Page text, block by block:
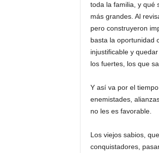
toda la familia, y qué
más grandes. Al
pero construyeron
basta la oportunidad
injustificable y
los fuertes, los que
Y así va por el
enemistades,
no les es favorable.
Los viejos sabios,
conquistadores,